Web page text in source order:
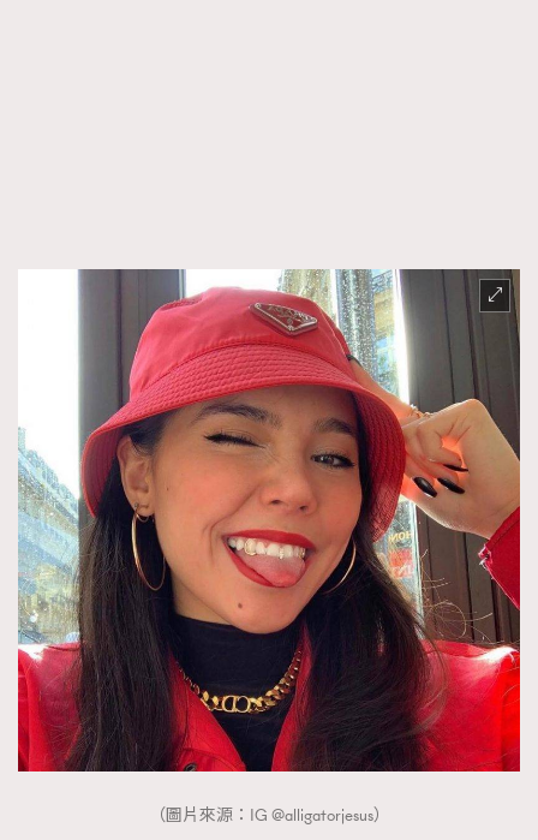
（圖片來源：IG @alligatorjesus）